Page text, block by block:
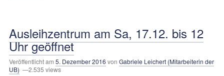
Ausleihzentrum am Sa, 17.12. bis 12
Uhr geöffnet
Veröffentlicht am 5. Dezember 2016 von Gabriele Leichert (Mitarbeiterin der
UB) —2.535 views